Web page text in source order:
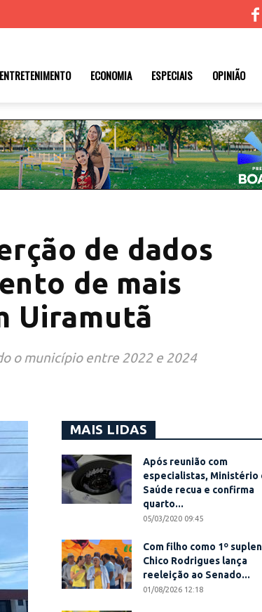
ENTRETENIMENTO ECONOMIA ESPECIAIS OPINIÃO
de dados
de mais
Uiramutã
o município entre 2022 e 2024
MAIS LIDAS
Após reunião com
especialistas, Ministério
Saúde recua e confirma
quarto...
05/03/2020 09:45
Com filho como 1º
Chico Rodrigues lança
reeleição ao Senado...
01/08/2026 12:18